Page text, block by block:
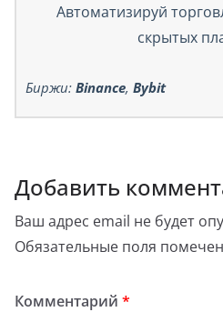
Автоматизируй
скрытых
Биржи: Binance, Bybit
Добавить
Ваш адрес email не будет
Обязательные поля
Комментарий *